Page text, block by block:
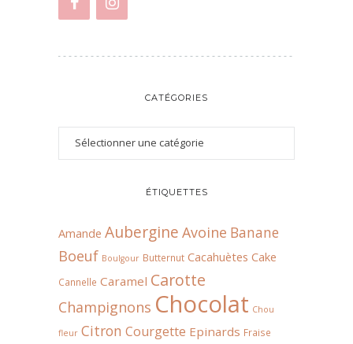
CATÉGORIES
ÉTIQUETTES
Amande Aubergine Avoine Banane
Boeuf Boulgour Butternut Cacahuètes Cake
Cannelle Caramel Carotte
Champignons Chocolat Chou
fleur Citron Courgette Epinards Fraise